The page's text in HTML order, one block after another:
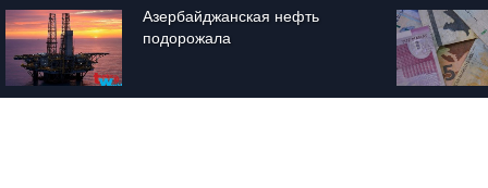
Азербайджанская нефть
подорожала